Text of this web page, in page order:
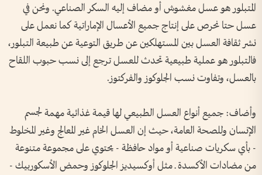
المتبلور هو عسل مغشوش أو مضاف إليه السكر الصناعي. ونحن في
عسل حتا نحرص على إنتاج جميع الأعسال الإماراتية كما نعمل على
نشر ثقافة العسل بين المستهلكين عن طريق التوعية عن طبيعة التبلور،
فالتبلور هو عملية طبيعية تحدث للعسل ترجع إلى نسب حبوب اللقاح
بالعسل، وتفاوت نسب الجلوكوز والفركتوز.
وأضاف: جميع أنواع العسل الطبيعي لها قيمة غذائية مهمة لجسم
الإنسان وللصحة العامة، حيث إن العسل الخام غير المعالج وغير المخلوط
- بأي سكريات صناعية أو مواد حافظة - يحتوي على مجموعة متنوعة
من مضادات الأكسدة ـ مثل أوكسيديز الجلوكوز وحمض الأسكوربيك -